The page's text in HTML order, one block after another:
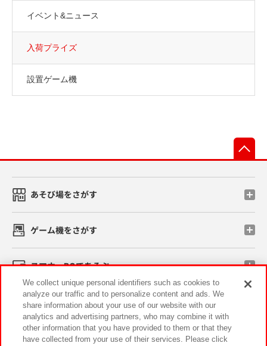
イベント&ニュース
入荷プライズ
設置ゲーム機
あそび場をさがす
ゲーム機をさがす
スマホ・PCであそぶ
イベント・キャンペーン
We collect unique personal identifiers such as cookies to
analyze our traffic and to personalize content and ads. We
share information about your use of our website with our
analytics and advertising partners, who may combine it with
other information that you have provided to them or that they
have collected from your use of their services. Please click